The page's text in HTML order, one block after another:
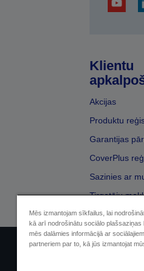
Klientu
Akcijas
Produktu
Garantijas
CoverPlus
Sazinies ar
Tirgotāju
Sellers
Mēs izmantojam sīkfailus, lai
kā arī nodrošinātu sociālo
mēs dalāmies informācijā ar
partneriem par to, kā jūs izmantojat